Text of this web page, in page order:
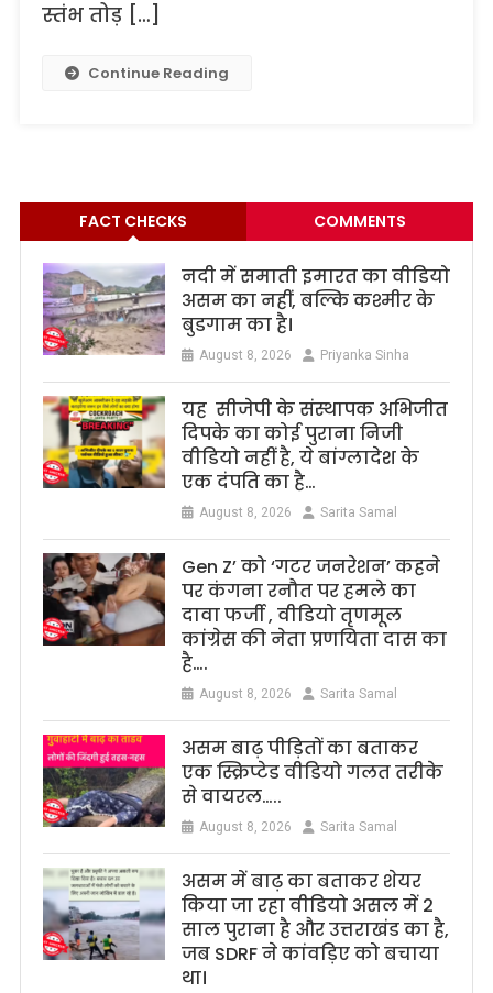
स्तंभ तोड़ […]
Continue Reading
FACT CHECKS COMMENTS
नदी में समाती इमारत का वीडियो
असम का नहीं, बल्कि कश्मीर के
बुडगाम का है।
August 8, 2026 Priyanka Sinha
यह सीजेपी के संस्थापक अभिजीत
दिपके का कोई पुराना निजी
वीडियो नहीं है, ये बांग्लादेश के
एक दंपति का है…
August 8, 2026 Sarita Samal
Gen Z’ को ‘गटर जनरेशन’ कहने
पर कंगना रनौत पर हमले का
दावा फर्जी , वीडियो तृणमूल
कांग्रेस की नेता प्रणयिता दास का
है….
August 8, 2026 Sarita Samal
असम बाढ़ पीड़ितों का बताकर
एक स्क्रिप्टेड वीडियो गलत तरीके
से वायरल…..
August 8, 2026 Sarita Samal
असम में बाढ़ का बताकर शेयर
किया जा रहा वीडियो असल में 2
साल पुराना है और उत्तराखंड का है,
जब SDRF ने कांवड़िए को बचाया
था।